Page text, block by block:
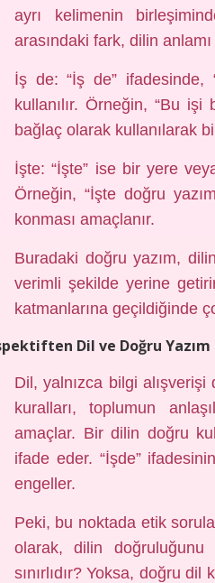
ayrı kelimenin
arasındaki fark, dilin
İş de: “İş de” ifadesinde,
kullanılır. Örneğin, “Bu
bağlaç olarak kullanılarak
İşte: “İşte” ise bir yere
Örneğin, “İşte doğru
konması amaçlanır.
Buradaki doğru yazım,
verimli şekilde yerine
katmanlarına geçildiğinde
Dil ve Doğru Yazım
Dil, yalnızca bilgi
kuralları, toplumun
amaçlar. Bir dilin doğru
ifade eder. “İşde”
engeller.
Peki, bu noktada etik
olarak, dilin doğruluğunu
sınırlıdır? Yoksa, doğru